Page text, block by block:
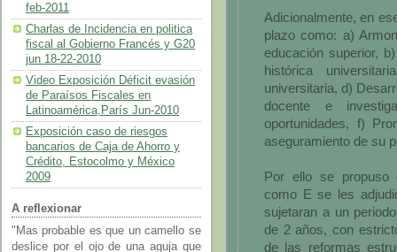
feb-2011
Charlas de Incidencia en politica
fiscal al Gobierno Francés y G20
jun 18-22-2010
Video Exposición Déficit evasión
de Paraísos Fiscales en
Latinoamérica,París Jun-2010
Exposición caso de riesgos
bancarios de Caja de Ahorro y
Crédito, Estocolmo y México
2009
A reflexionar
"Mas probable es que un camello se
deslice por el ojo de una aguja que
Adicionalmente, en
plazo como: a)
educación superior,
histórica
universitaria, d)
docente e
oportunidades, f)
aseguramiento de su
Por ello se propuso
como E se les
sujetaran a un
de 2 años, con
de las reformas